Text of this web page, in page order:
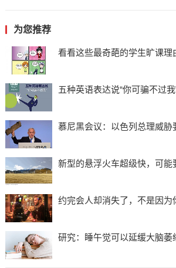
为您推荐
看看这些最奇葩的学生旷课理
五种英语表达说“你可骗不过我
慕尼黑会议：以色列总理威胁
新型的悬浮火车超级快，可能
约完会人却消失了，不是因为
研究：睡午觉可以延缓大脑萎